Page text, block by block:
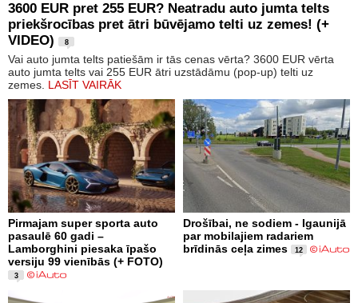
3600 EUR pret 255 EUR? Neatradu auto jumta telts
priekšrocības pret ātri būvējamo telti uz zemes! (+
VIDEO)
8
Vai auto jumta telts patiešām ir tās cenas vērta? 3600 EUR vērta
auto jumta telts vai 255 EUR ātri uzstādāmu (pop-up) telti uz
zemes. LASĪT VAIRĀK
Pirmajam super sporta auto
pasaulē 60 gadi –
Lamborghini piesaka īpašo
versiju 99 vienībās (+ FOTO)
3
Drošībai, ne sodiem - Igaunijā
par mobilajiem radariem
brīdinās ceļa zimes
12